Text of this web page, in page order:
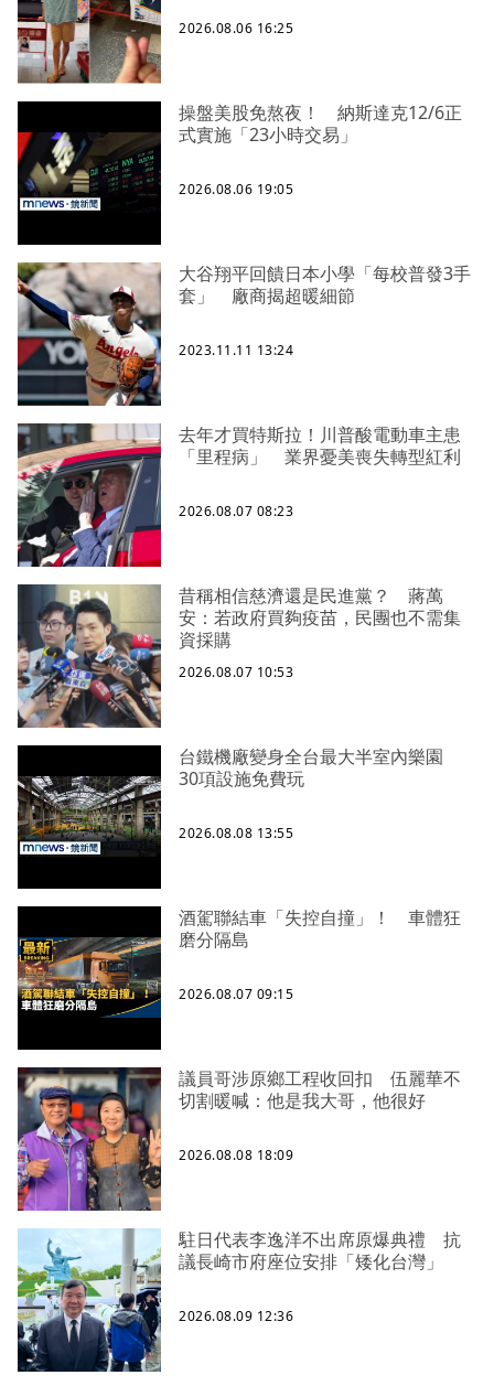
2026.08.06 16:25
操盤美股免熬夜！ 納斯達克12/6正
式實施「23小時交易」
2026.08.06 19:05
大谷翔平回饋日本小學「每校普發3手
套」 廠商揭超暖細節
2023.11.11 13:24
去年才買特斯拉！川普酸電動車主患
「里程病」 業界憂美喪失轉型紅利
2026.08.07 08:23
昔稱相信慈濟還是民進黨？ 蔣萬
安：若政府買夠疫苗，民團也不需集
資採購
2026.08.07 10:53
台鐵機廠變身全台最大半室內樂園
30項設施免費玩
2026.08.08 13:55
酒駕聯結車「失控自撞」！ 車體狂
磨分隔島
2026.08.07 09:15
議員哥涉原鄉工程收回扣 伍麗華不
切割暖喊：他是我大哥，他很好
2026.08.08 18:09
駐日代表李逸洋不出席原爆典禮 抗
議長崎市府座位安排「矮化台灣」
2026.08.09 12:36